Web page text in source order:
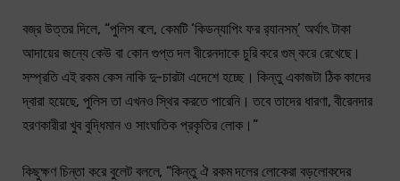
বজ্র উত্তর দিলে, “পুলিস বলে, কেমটি ‘কিডন্যাপিং ফর র‍্যানসম্’ অর্থাৎ টাকা
আদায়ের জন্যে কেউ বা কোন গুপ্ত দল বীরেনদাকে চুরি করে গুম্ করে রেখেছে।
সম্প্রতি এই রকম কেস নাকি দু-চারটা এদেশে হচ্ছে। কিন্তু একাজটা ঠিক কাদের
দ্বারা হয়েছে, পুলিস তা এখনও স্থির করতে পারেনি। তবে তাদের ধারণা, বীরেনদার
হরণকারীরা খুব বুদ্ধিমান ও সাংঘাতিক প্রকৃতির লোক।”
কিছুক্ষণ চিন্তা করে বুলেট বললে, “কিন্তু ঐ রকম দলের লোকেরা বড়লোকদের